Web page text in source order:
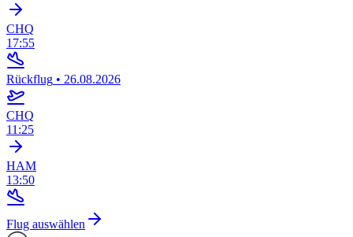
CHQ
17:55
Rückflug • 26.08.2026
CHQ
11:25
HAM
13:50
Flug auswählen